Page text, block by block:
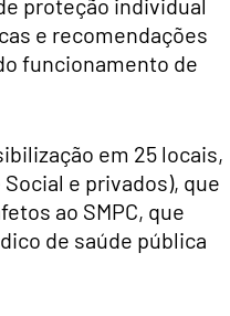
proteção individual
e recomendações
funcionamento de
em 25 locais,
e privados), que
ao SMPC, que
de saúde pública